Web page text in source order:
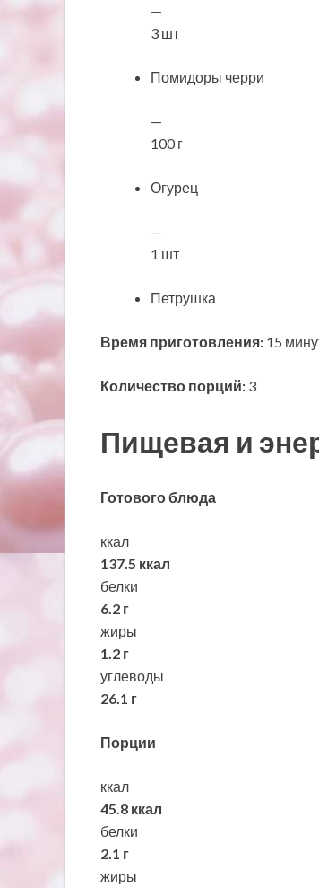
—
3 шт
Помидоры черри
—
100 г
Огурец
—
1 шт
Петрушка
Время приготовления: 15
Количество порций: 3
Пищевая и
Готового блюда
ккал
137.5 ккал
белки
6.2 г
жиры
1.2 г
углеводы
26.1 г
Порции
ккал
45.8 ккал
белки
2.1 г
жиры